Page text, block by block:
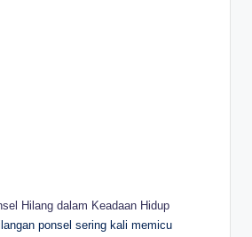
Hilang dalam Keadaan Hidup
ponsel sering kali memicu